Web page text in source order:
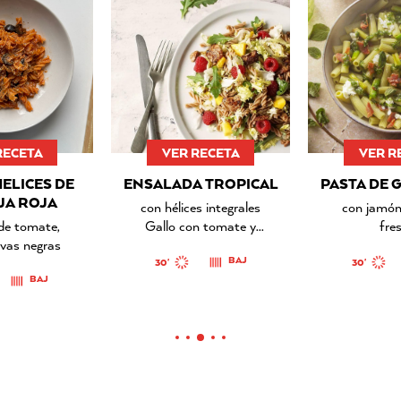
DE
ROJA
tomate,
negras
BAJ
VER RECETA
ENSALADA TROPICAL
con hélices integrales
Gallo con tomate y
30' BAJ
VER
PASTA DE
con
30'